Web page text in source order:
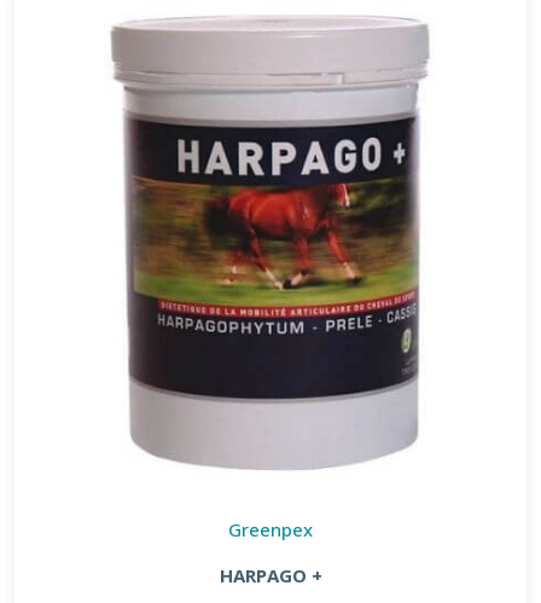
Greenpex
HARPAGO +